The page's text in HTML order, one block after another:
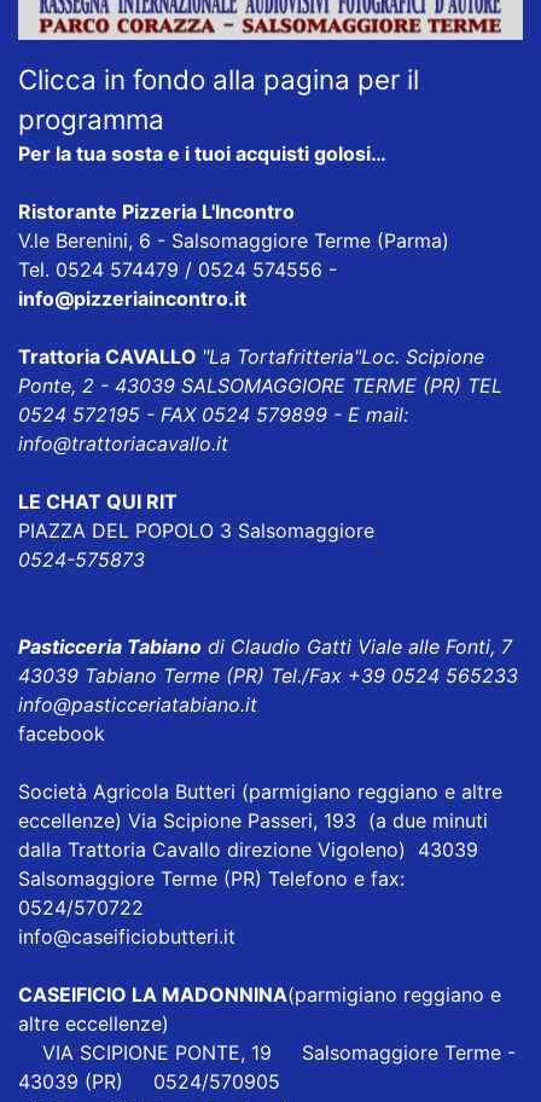
Clicca in fondo alla pagina per il
programma
Per la tua sosta e i tuoi acquisti golosi…
Ristorante Pizzeria L'Incontro
V.le Berenini, 6 - Salsomaggiore Terme (Parma)
Tel. 0524 574479 / 0524 574556 -
info@pizzeriaincontro.it
Trattoria CAVALLO "La Tortafritteria"Loc. Scipione
Ponte, 2 - 43039 SALSOMAGGIORE TERME (PR) TEL
0524 572195 - FAX 0524 579899 - E mail:
info@trattoriacavallo.it
LE CHAT QUI RIT
PIAZZA DEL POPOLO 3 Salsomaggiore
0524-575873
Pasticceria Tabiano di Claudio Gatti Viale alle Fonti, 7
43039 Tabiano Terme (PR) Tel./Fax +39 0524 565233
info@pasticceriatabiano.it
facebook
Società Agricola Butteri (parmigiano reggiano e altre
eccellenze) Via Scipione Passeri, 193 (a due minuti
dalla Trattoria Cavallo direzione Vigoleno) 43039
Salsomaggiore Terme (PR) Telefono e fax:
0524/570722
info@caseificiobutteri.it
CASEIFICIO LA MADONNINA(parmigiano reggiano e
altre eccellenze)
VIA SCIPIONE PONTE, 19 Salsomaggiore Terme -
43039 (PR) 0524/570905